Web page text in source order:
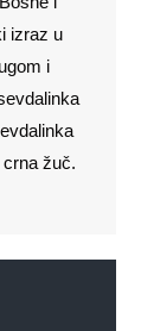
izraz u
i
žuč.